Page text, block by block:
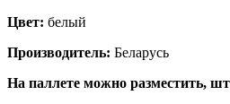
Цвет: белый
Производитель: Беларусь
На паллете можно разместить,